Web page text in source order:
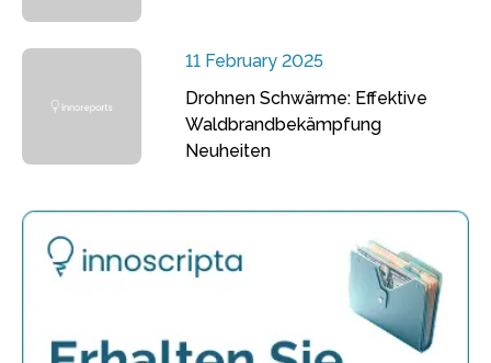
11 February 2025
Drohnen Schwärme: Effektive
Waldbrandbekämpfung
Neuheiten